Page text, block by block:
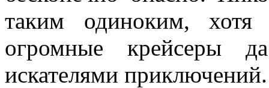
таким одиноким,
огромные крейсеры
искателями приключений.